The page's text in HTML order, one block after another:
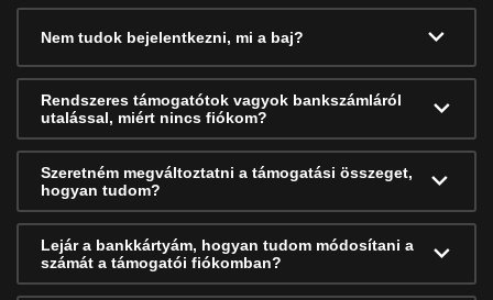
Nem tudok bejelentkezni, mi a baj?
Rendszeres támogatótok vagyok bankszámláról
utalással, miért nincs fiókom?
Szeretném megváltoztatni a támogatási összeget,
hogyan tudom?
Lejár a bankkártyám, hogyan tudom módosítani a
számát a támogatói fiókomban?